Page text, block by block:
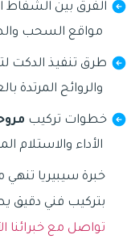
الفرق بين
مواقع السحب
طرق تنفيذ الدكت
والروائح المرتدة
خطوات تركيب
الأداء والاستلام
خبرة سيبيريا
بتركيب فني دقيق
تواصل مع خبرائنا